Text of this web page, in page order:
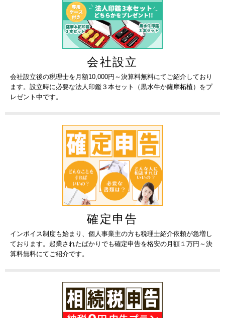
会社設立
会社設立後の税理士を月額10,000円～決算料無料にてご紹介しており
ます。設立時に必要な法人印鑑３本セット（黒水牛か薩摩柘植）をプ
レゼント中です。
確定申告
インボイス制度も始まり、個人事業主の方も税理士紹介依頼が急増し
ております。起業されたばかりでも確定申告を格安の月額１万円～決
算料無料にてご紹介です。